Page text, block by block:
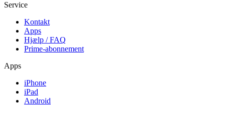
Service
Kontakt
Apps
Hjælp / FAQ
Prime-abonnement
Apps
iPhone
iPad
Android